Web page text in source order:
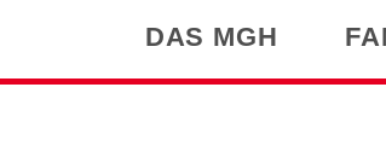
DAS MGH